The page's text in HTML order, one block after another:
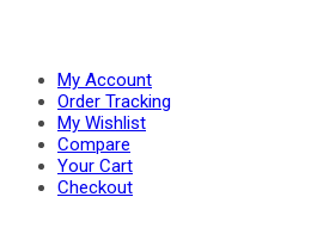
BAG
PAPER
My Account
Order Tracking
My Wishlist
Compare
Your Cart
Checkout